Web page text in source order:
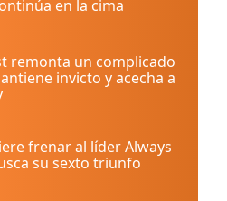
en la cima
remonta un complicado
invicto y acecha a
frenar al líder Always
su sexto triunfo